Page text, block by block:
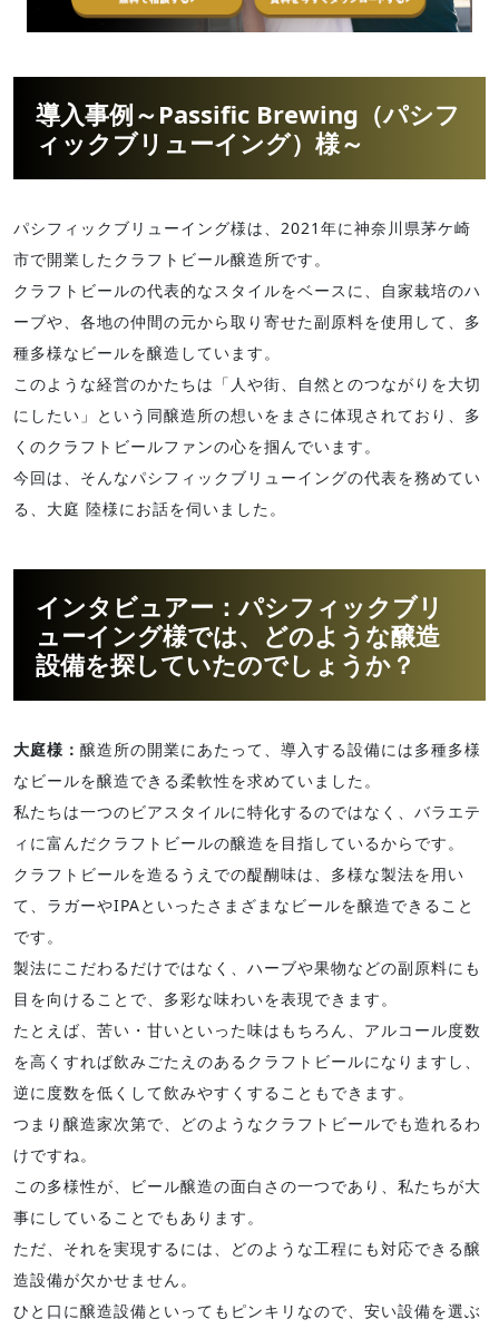
導入事例～Passific Brewing（パシフ
ィックブリューイング）様～
パシフィックブリューイング様は、2021年に神奈川県茅ケ崎
市で開業したクラフトビール醸造所です。
クラフトビールの代表的なスタイルをベースに、自家栽培のハ
ーブや、各地の仲間の元から取り寄せた副原料を使用して、多
種多様なビールを醸造しています。
このような経営のかたちは「人や街、自然とのつながりを大切
にしたい」という同醸造所の想いをまさに体現されており、多
くのクラフトビールファンの心を掴んでいます。
今回は、そんなパシフィックブリューイングの代表を務めてい
る、大庭 陸様にお話を伺いました。
インタビュアー：パシフィックブリ
ューイング様では、どのような醸造
設備を探していたのでしょうか？
大庭様： 醸造所の開業にあたって、導入する設備には多種多様
なビールを醸造できる柔軟性を求めていました。
私たちは一つのビアスタイルに特化するのではなく、バラエテ
ィに富んだクラフトビールの醸造を目指しているからです。
クラフトビールを造るうえでの醍醐味は、多様な製法を用い
て、ラガーやIPAといったさまざまなビールを醸造できること
です。
製法にこだわるだけではなく、ハーブや果物などの副原料にも
目を向けることで、多彩な味わいを表現できます。
たとえば、苦い・甘いといった味はもちろん、アルコール度数
を高くすれば飲みごたえのあるクラフトビールになりますし、
逆に度数を低くして飲みやすくすることもできます。
つまり醸造家次第で、どのようなクラフトビールでも造れるわ
けですね。
この多様性が、ビール醸造の面白さの一つであり、私たちが大
事にしていることでもあります。
ただ、それを実現するには、どのような工程にも対応できる醸
造設備が欠かせません。
ひと口に醸造設備といってもピンキリなので、安い設備を選ぶ